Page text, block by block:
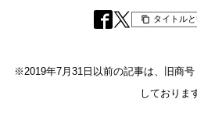
タイトル
※2019年7月31日以前の記事は、旧商
しておりま